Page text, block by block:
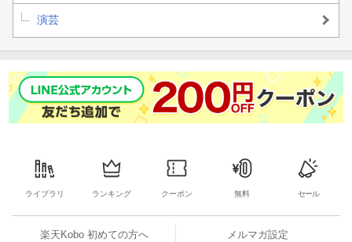
演芸
ライブラリ ランキング クーポン 無料 セール
楽天Kobo 初めての方へ メルマガ設定